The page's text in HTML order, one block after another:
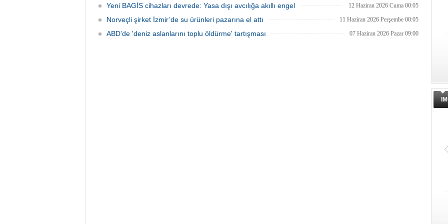
Yeni BAGİS cihazları devrede: Yasa dışı avcılığa akıllı engel 12 Haziran 2026 Cuma 00:05
Norveçli şirket İzmir’de su ürünleri pazarına el attı 11 Haziran 2026 Perşembe 00:05
ABD’de 'deniz aslanlarını toplu öldürme' tartışması 07 Haziran 2026 Pazar 09:00